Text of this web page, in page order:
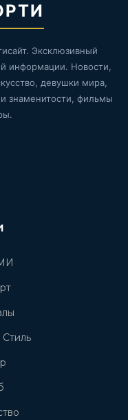
Эксклюзивный
информации. Новости,
девушки мира,
знаменитости, фильмы